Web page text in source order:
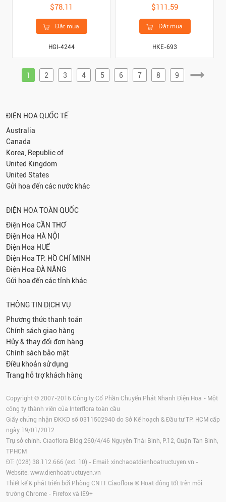
$78.11
Đặt mua
HGI-4244
$111.59
Đặt mua
HKE-693
1 2 3 4 5 6 7 8 9
ĐIỆN HOA QUỐC TẾ
Australia
Canada
Korea, Republic of
United Kingdom
United States
Gửi hoa đến các nước khác
ĐIỆN HOA TOÀN QUỐC
Điện Hoa CẦN THƠ
Điện Hoa HÀ NỘI
Điện Hoa HUẾ
Điện Hoa TP. HỒ CHÍ MINH
Điện Hoa ĐÀ NẴNG
Gửi hoa đến các tỉnh khác
THÔNG TIN DỊCH VỤ
Phương thức thanh toán
Chính sách giao hàng
Hủy & thay đổi đơn hàng
Chính sách bảo mật
Điều khoản sử dụng
Trang hỗ trợ khách hàng
Copyright © 2007-2016 Công ty Cổ Phần Chuyển Phát Nhanh Điện Hoa - Một
công ty thành viên của Interflora toàn cầu
Giấy chứng nhận ĐKKD số 0311502940 do Sở Kế hoạch & Đầu tư TP. HCM cấp
ngày 19/01/2012
Trụ sở chính: Ciaoflora Bldg 260/4/46 Nguyễn Thái Bình, P.12, Quận Tân Bình,
TPHCM
ĐT: (028) 38.112.666 (ext. 10) - Email: xinchaoatdienhoatructuyen.vn -
Website: www.dienhoatructuyen.vn
Thiết kế & phát triển bởi Phòng CNTT Ciaoflora ® Hoạt động tốt trên môi
trường Chrome - Firefox và IE9+